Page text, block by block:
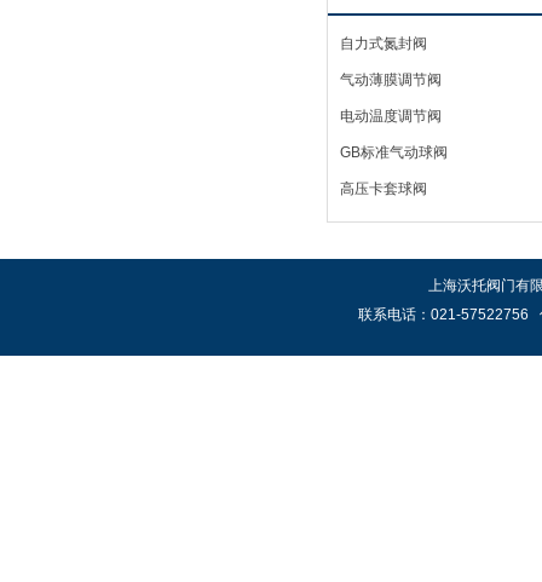
自力式氮封阀
气动薄膜调节阀
电动温度调节阀
GB标准气动球阀
高压卡套球阀
上海沃托阀门
联系电话：021-57522756